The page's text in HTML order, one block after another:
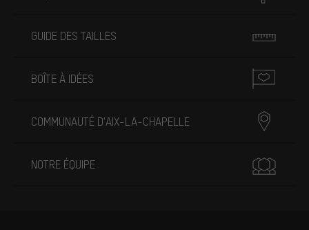
GUIDE DES TAILLES
BOÎTE À IDÉES
COMMUNAUTÉ D'AIX-LA-CHAPELLE
NOTRE ÉQUIPE